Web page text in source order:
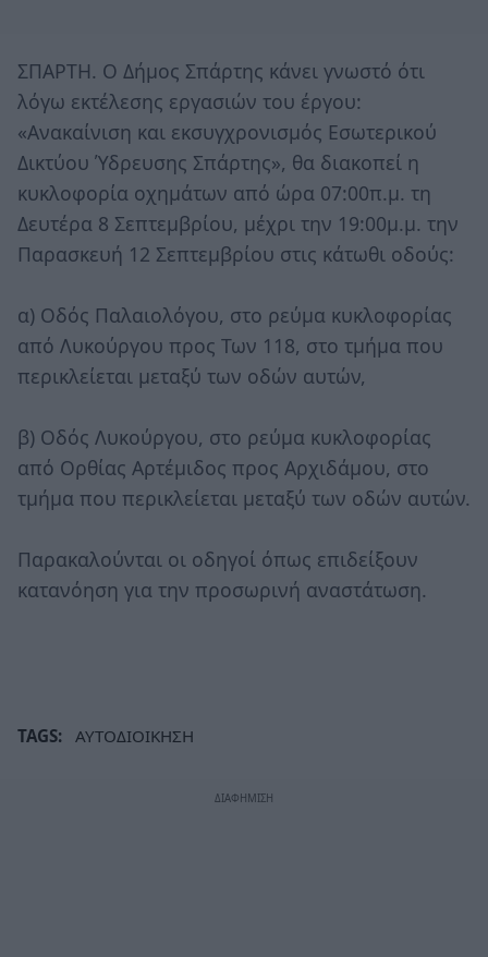
ΣΠΑΡΤΗ. Ο Δήμος Σπάρτης κάνει γνωστό ότι
λόγω εκτέλεσης εργασιών του έργου:
«Ανακαίνιση και εκσυγχρονισμός Εσωτερικού
Δικτύου Ύδρευσης Σπάρτης», θα διακοπεί η
κυκλοφορία οχημάτων από ώρα 07:00π.μ. τη
Δευτέρα 8 Σεπτεμβρίου, μέχρι την 19:00μ.μ. την
Παρασκευή 12 Σεπτεμβρίου στις κάτωθι οδούς:
α) Οδός Παλαιολόγου, στο ρεύμα κυκλοφορίας
από Λυκούργου προς Των 118, στο τμήμα που
περικλείεται μεταξύ των οδών αυτών,
β) Οδός Λυκούργου, στο ρεύμα κυκλοφορίας
από Ορθίας Αρτέμιδος προς Αρχιδάμου, στο
τμήμα που περικλείεται μεταξύ των οδών αυτών.
Παρακαλούνται οι οδηγοί όπως επιδείξουν
κατανόηση για την προσωρινή αναστάτωση.
TAGS: ΑΥΤΟΔΙΟΙΚΗΣΗ